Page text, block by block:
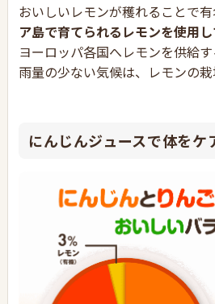
おいしいレモンが穫れることで
ア島で育てられるレモンを使用し
ヨーロッパ各国へレモンを供給
雨量の少ない気候は、レモンの栽
にんじんジュースで体をケ